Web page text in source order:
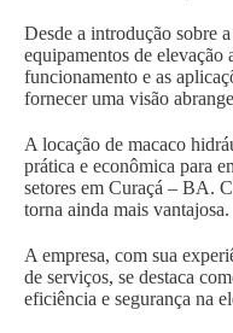
Desde a introdução sobre
equipamentos de elevação
funcionamento e as
fornecer uma visão
A locação de macaco
prática e econômica para
setores em Curaçá – BA.
torna ainda mais vantajosa.
A empresa, com sua
de serviços, se destaca
eficiência e segurança na